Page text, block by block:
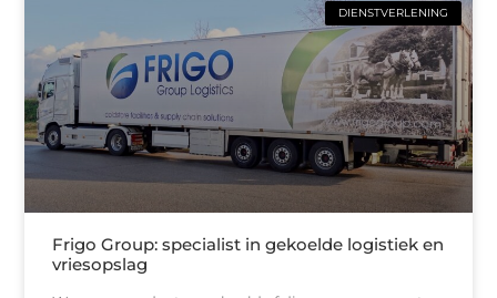
DIENSTVERLENING
Frigo Group: specialist in gekoelde logistiek en
vriesopslag